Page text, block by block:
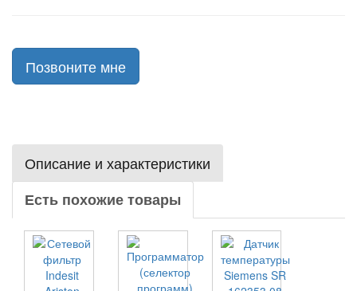
Позвоните мне
Описание и характеристики
Есть похожие товары